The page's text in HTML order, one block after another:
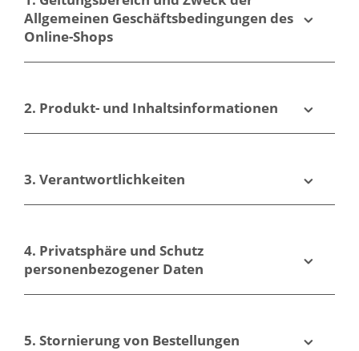
Allgemeinen Geschäftsbedingungen des
Online-Shops
2. Produkt- und Inhaltsinformationen
3. Verantwortlichkeiten
4. Privatsphäre und Schutz
personenbezogener Daten
5. Stornierung von Bestellungen
Erwarten
Können